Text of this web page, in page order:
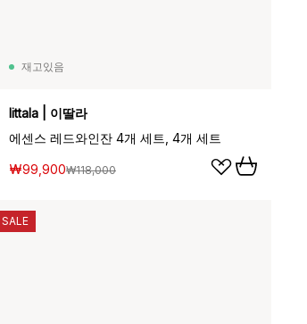
재고있음
Iittala | 이딸라
에센스 레드와인잔 4개 세트, 4개 세트
₩99,900₩118,000
SALE